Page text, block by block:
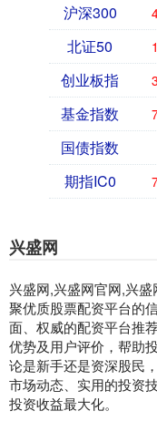
沪深300
北证50
创业板指
基金指数
国债指数
期指IC0
兴盛网
兴盛网,兴盛网官网,兴
聚优质股票配资平台的
面、权威的配资平台推
优势及用户评价，帮助
论是新手还是资深股民
市场动态、实用的投资
投资收益最大化。